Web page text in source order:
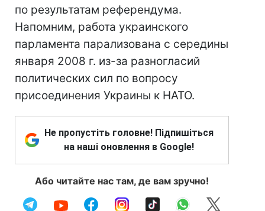
по результатам референдума.
Напомним, работа украинского
парламента парализована с середины
января 2008 г. из-за разногласий
политических сил по вопросу
присоединения Украины к НАТО.
Не пропустіть головне! Підпишіться
на наші оновлення в Google!
Або читайте нас там, де вам зручно!